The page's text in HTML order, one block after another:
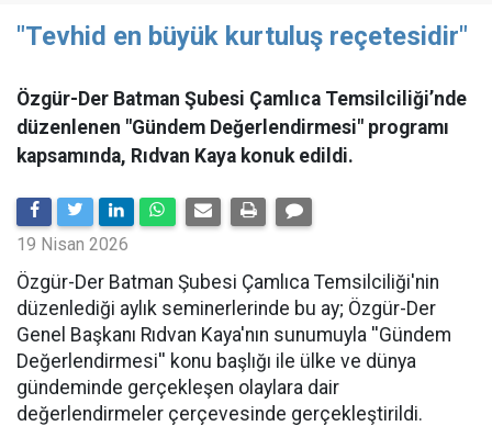
"Tevhid en büyük kurtuluş reçetesidir"
Özgür-Der Batman Şubesi Çamlıca Temsilciliği’nde
düzenlenen "Gündem Değerlendirmesi" programı
kapsamında, Rıdvan Kaya konuk edildi.
19 Nisan 2026
​Özgür-Der Batman Şubesi Çamlıca Temsilciliği'nin
düzenlediği aylık seminerlerinde bu ay; Özgür-Der
Genel Başkanı Rıdvan Kaya'nın sunumuyla ''Gündem
Değerlendirmesi'' konu başlığı ile ülke ve dünya
gündeminde gerçekleşen olaylara dair
değerlendirmeler çerçevesinde gerçekleştirildi.